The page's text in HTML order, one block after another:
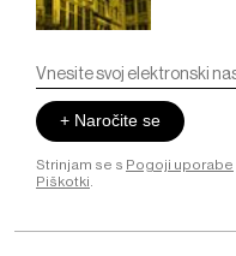
+ Naročite se
Strinjam se s Pogoji uporabe
Piškotki